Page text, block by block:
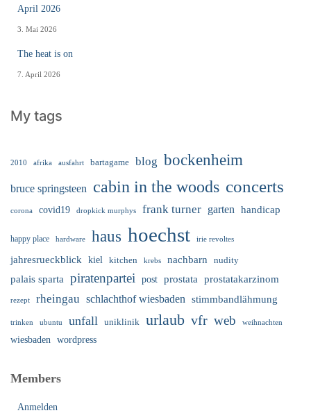
April 2026
3. Mai 2026
The heat is on
7. April 2026
My tags
2010 afrika ausfahrt bartagame blog bockenheim
bruce springsteen cabin in the woods concerts
corona covid19 dropkick murphys frank turner garten handicap
happy place hardware haus hoechst irie revoltes
jahresrueckblick kiel kitchen krebs nachbarn nudity
palais sparta piratenpartei post prostata prostatakarzinom
rezept rheingau schlachthof wiesbaden stimmbandlähmung
trinken ubuntu unfall uniklinik urlaub vfr web weihnachten
wiesbaden wordpress
Members
Anmelden